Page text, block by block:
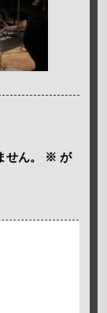
ん。 ※ が